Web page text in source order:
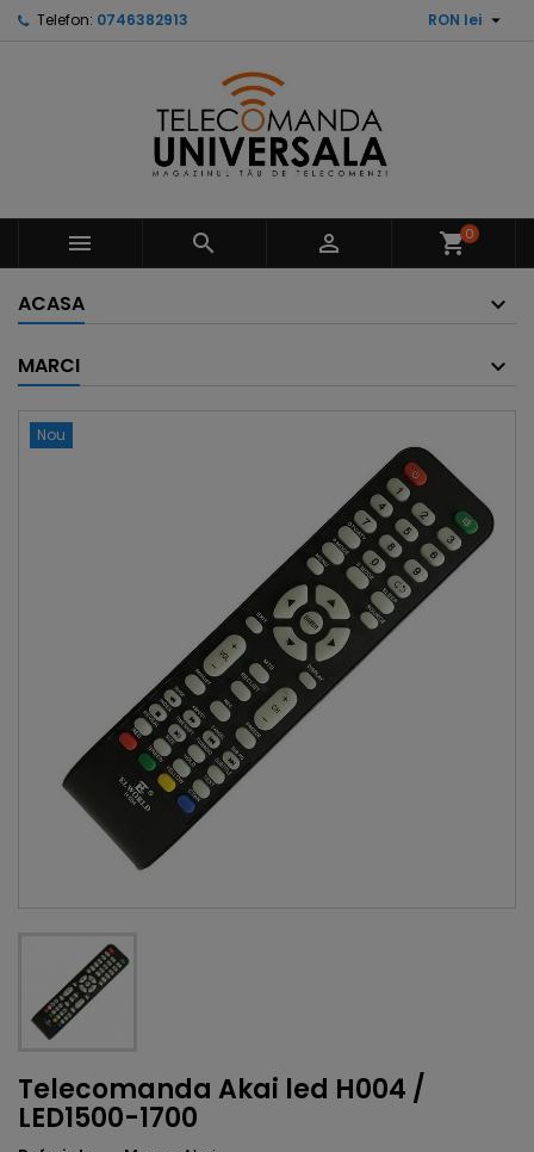
Telefon: 0746382913 RON lei 
   shopping_cart0
ACASA
MARCI
Nou
Telecomanda Akai led H004 /
LED1500-1700